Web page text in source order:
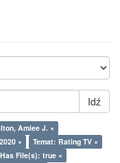
Idź
Amiee J. ×
×
Temat: Rating TV ×
Has File(s): true ×